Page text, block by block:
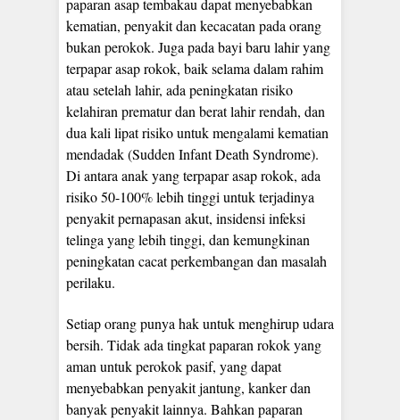
paparan asap tembakau dapat menyebabkan
kematian, penyakit dan kecacatan pada orang
bukan perokok. Juga pada bayi baru lahir yang
terpapar asap rokok, baik selama dalam rahim
atau setelah lahir, ada peningkatan risiko
kelahiran prematur dan berat lahir rendah, dan
dua kali lipat risiko untuk mengalami kematian
mendadak (Sudden Infant Death Syndrome).
Di antara anak yang terpapar asap rokok, ada
risiko 50-100% lebih tinggi untuk terjadinya
penyakit pernapasan akut, insidensi infeksi
telinga yang lebih tinggi, dan kemungkinan
peningkatan cacat perkembangan dan masalah
perilaku.
Setiap orang punya hak untuk menghirup udara
bersih. Tidak ada tingkat paparan rokok yang
aman untuk perokok pasif, yang dapat
menyebabkan penyakit jantung, kanker dan
banyak penyakit lainnya. Bahkan paparan